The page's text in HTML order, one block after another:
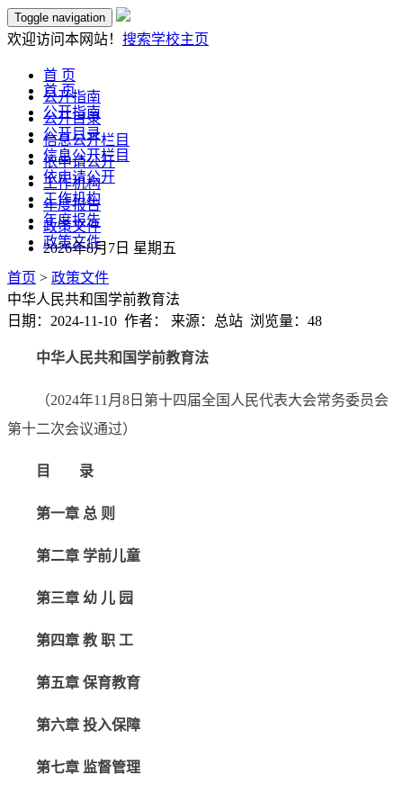
Toggle navigation
欢迎访问本网站！ 搜索学校主页
首 页
公开指南
公开目录
信息公开栏目
依申请公开
工作机构
年度报告
政策文件
2026年8月7日 星期五
首 页
公开指南
公开目录
信息公开栏目
依申请公开
工作机构
年度报告
政策文件
首页 > 政策文件
中华人民共和国学前教育法
日期：2024-11-10 作者： 来源：总站 浏览量： 48
中华人民共和国学前教育法
（2024年11月8日第十四届全国人民代表大会常务委员会
第十二次会议通过）
目 录
第一章 总 则
第二章 学前儿童
第三章 幼 儿 园
第四章 教 职 工
第五章 保育教育
第六章 投入保障
第七章 监督管理